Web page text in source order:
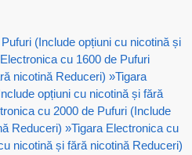
(Include opțiuni cu nicotină și
cu 1600 de Pufuri
nicotină Reduceri) »Tigara
opțiuni cu nicotină și fără
cu 2000 de Pufuri (Include
Reduceri) »Tigara Electronica cu
nicotină și fără nicotină Reduceri)